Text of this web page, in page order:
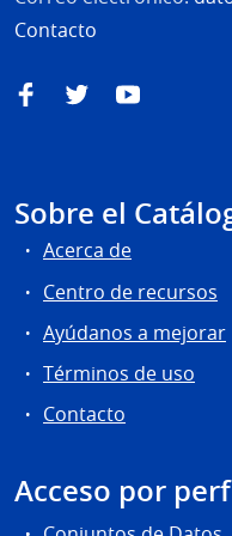
Contacto
FacebookTwitterYouTube
Sobre el
Acerca de
Centro de recursos
Ayúdanos a mejorar
Términos de uso
Contacto
Acceso por